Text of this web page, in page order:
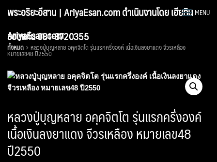
พระอริยะอีสาน | AriyaEsan.com ดำเนินงานโดย เฮียทิน
ขอนแก่น 081-8720355
MENU
AriyaEsan.com
ทั้งหมด หลวงปู่บุญหลาย อคุคจิตโต รุ่นแรกครึ่งองค์ เนื้อเงินลงยาแดง จีวรเหลือง
หมายเลข48 ปี2550
หลวงปู่บุญหลาย อคุคจิตโต รุ่นแรกครึ่งองค์
เนื้อเงินลงยาแดง จีวรเหลือง หมายเลข48
ปี2550